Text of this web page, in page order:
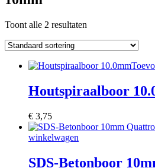
Toont alle 2 resultaten
Houtspiraalboor
€ 3,75
winkelwagen
SDS-Betonboor